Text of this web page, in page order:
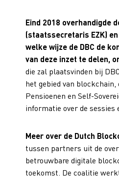
Eind 2018 overhandigde
(staatssecretaris EZK)
welke wijze de DBC de
van deze inzet te delen,
die zal plaatsvinden bij
het gebied van blockchain,
Pensioenen en Self-
informatie over de sessies
Meer over de Dutch
tussen partners uit de
betrouwbare digitale
toekomst. De coalitie